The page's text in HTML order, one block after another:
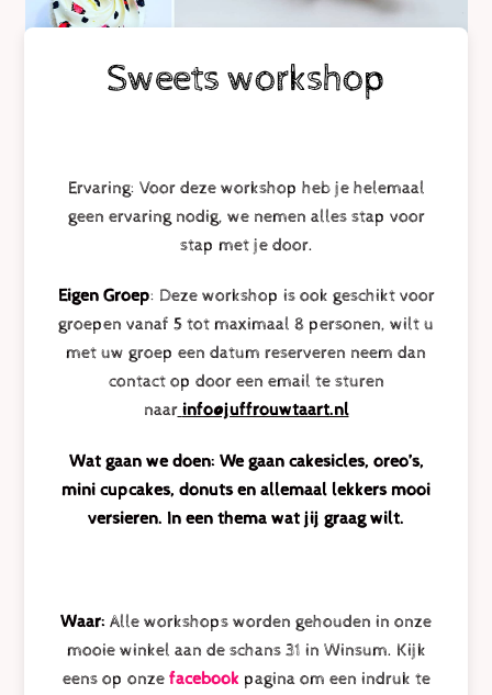
Sweets workshop
Ervaring: Voor deze workshop heb je helemaal
geen ervaring nodig, we nemen alles stap voor
stap met je door.
Eigen Groep: Deze workshop is ook geschikt voor
groepen vanaf 5 tot maximaal 8 personen, wilt u
met uw groep een datum reserveren neem dan
contact op door een email te sturen
naar info@juffrouwtaart.nl
Wat gaan we doen: We gaan cakesicles, oreo’s,
mini cupcakes, donuts en allemaal lekkers mooi
versieren. In een thema wat jij graag wilt.
Waar: Alle workshops worden gehouden in onze
mooie winkel aan de schans 31 in Winsum. Kijk
eens op onze facebook pagina om een indruk te